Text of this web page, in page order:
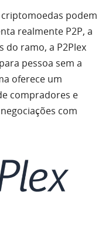
podem
realmente P2P, a
do ramo, a P2Plex
pessoa sem a
oferece um
compradores e
com